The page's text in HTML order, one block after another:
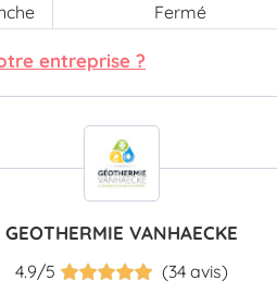
Fermé
entreprise ?
GEOTHERMIE VANHAECKE
4.9/5 (34 avis)